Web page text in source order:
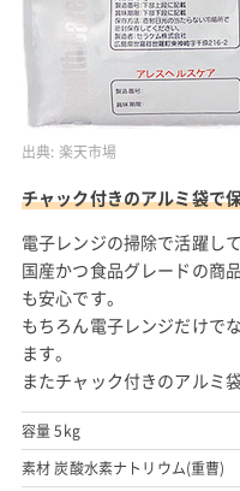
出典: 楽天市場
チャック付きのアルミ袋で
電子レンジの掃除で活躍し
国産かつ食品グレードの商
も安心です。
もちろん電子レンジだけで
ます。
またチャック付きのアルミ
容量 5kg
素材 炭酸水素ナトリウム(重曹)